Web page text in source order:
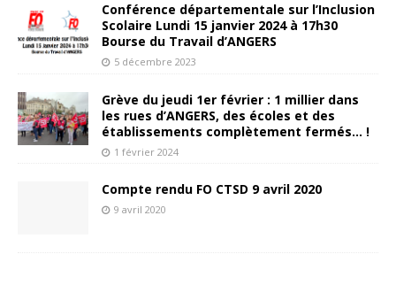
Conférence départementale sur l’Inclusion
Scolaire Lundi 15 janvier 2024 à 17h30
Bourse du Travail d’ANGERS
5 décembre 2023
Grève du jeudi 1er février : 1 millier dans
les rues d’ANGERS, des écoles et des
établissements complètement fermés… !
1 février 2024
Compte rendu FO CTSD 9 avril 2020
9 avril 2020